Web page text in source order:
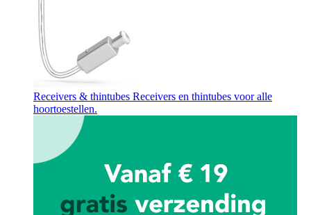
Receivers & thintubes Receivers en thintubes voor alle
hoortoestellen.